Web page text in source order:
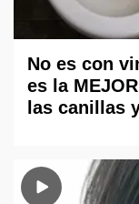
No es con
es la
las canillas